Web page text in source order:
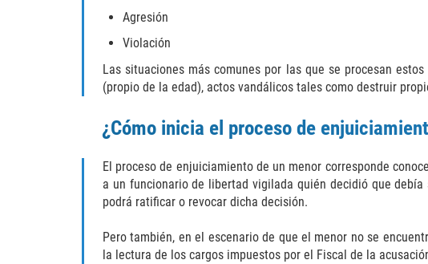
Agresión
Violación
Las situaciones más comunes por las que se procesan
(propio de la edad), actos vandálicos tales como destruir
¿Cómo inicia el proceso de
El proceso de enjuiciamiento de un menor corresponde
a un funcionario de libertad vigilada quién decidió que
podrá ratificar o revocar dicha decisión.
Pero también, en el escenario de que el menor no se
la lectura de los cargos impuestos por el Fiscal de la